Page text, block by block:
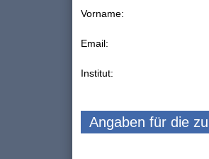
Vorname:
Email:
Institut:
Angaben für die